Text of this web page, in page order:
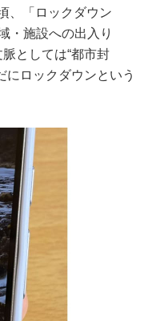
、「ロックダウン
・施設への出入り
としては“都市封
にロックダウンという